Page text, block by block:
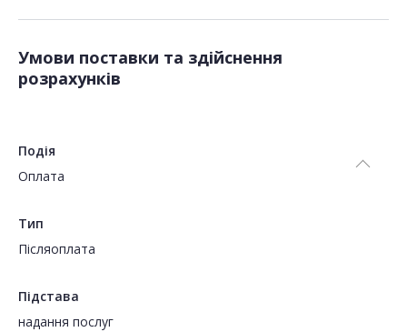
Умови поставки та здійснення
розрахунків
Подія
Оплата
Тип
Пiсляоплата
Підстава
надання послуг